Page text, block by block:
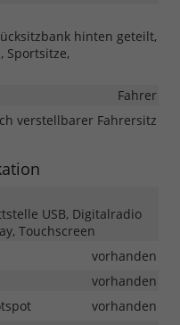
hinten geteilt,
Sportsitze,
Fahrer
verstellbarer Fahrersitz
USB, Digitalradio
Touchscreen
vorhanden
vorhanden
vorhanden